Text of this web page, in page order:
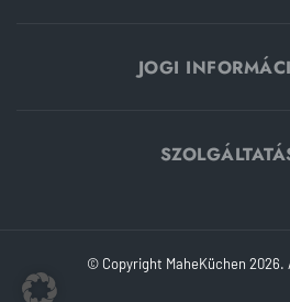
JOGI
© Copyright MaheKüchen 2026.